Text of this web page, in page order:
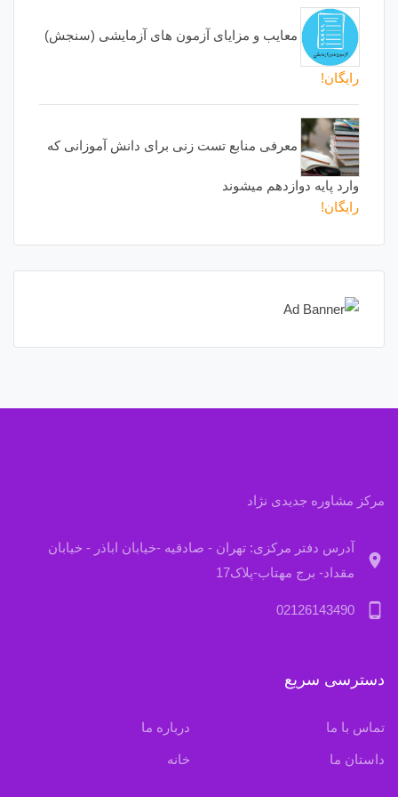
معایب و مزایای آزمون های آزمایشی (سنجش)
رایگان!
معرفی منابع تست زنی برای دانش آموزانی که
وارد پایه دوازدهم میشوند
رایگان!
مرکز مشاوره جدیدی نژاد
location_on
آدرس دفتر مرکزی: تهران - صادقیه -خیابان اباذر - خیابان
مقداد- برج مهتاب-پلاک17
phone_android
02126143490
دسترسی سریع
تماس با ما درباره ما
داستان ما خانه